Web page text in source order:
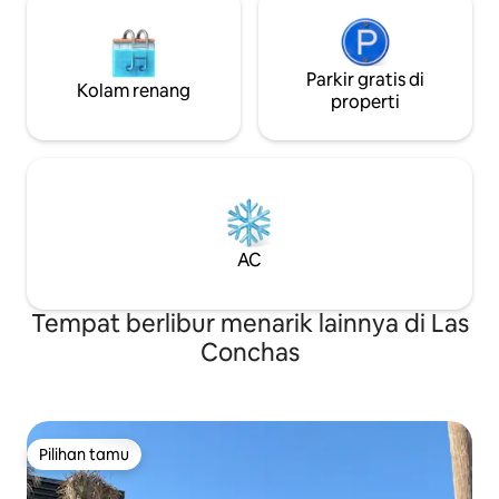
Kolam renang
Parkir gratis di
properti
AC
Tempat berlibur menarik lainnya di Las
Conchas
Pilihan tamu
Pilihan tamu